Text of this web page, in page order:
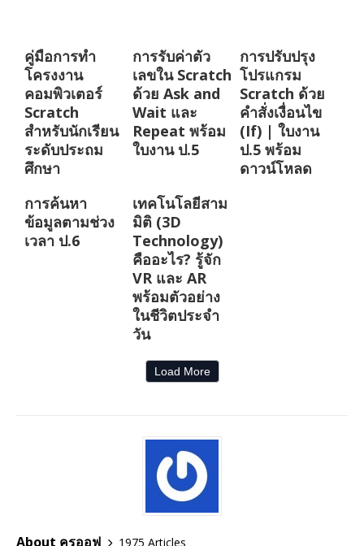
คู่มือการทำ
โครงงาน
คอมพิวเตอร์
Scratch
สำหรับนักเรียน
ระดับประถม
ศึกษา
การรับค่าตัว
เลขใน Scratch
ด้วย Ask and
Wait และ
Repeat พร้อม
ใบงาน ป.5
การปรับปรุง
โปรแกรม
Scratch ด้วย
คำสั่งเงื่อนไข
(If) | ใบงาน
ป.5 พร้อม
ดาวน์โหลด
การค้นหา
ข้อมูลตามช่วง
เวลา ป.6
เทคโนโลยีสาม
มิติ (3D
Technology)
คืออะไร? รู้จัก
VR และ AR
พร้อมตัวอย่าง
ในชีวิตประจำ
วัน
Load More
About ครูออฟ
1975 Articles